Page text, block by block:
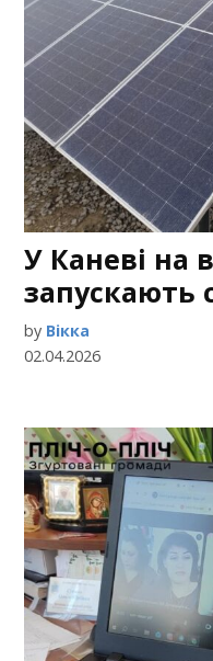
У Каневі на
запускають
by Вікка
02.04.2026